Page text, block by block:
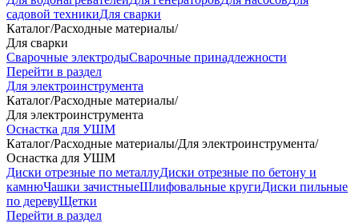
садовой техникиДля сварки
Каталог/Расходные материалы/
Для сварки
Сварочные электродыСварочные принадлежности
Перейти в раздел
Для электроинструмента
Каталог/Расходные материалы/
Для электроинструмента
Оснастка для УШМ
Каталог/Расходные материалы/Для электроинструмента/
Оснастка для УШМ
Диски отрезные по металлуДиски отрезные по бетону и
камнюЧашки зачистныеШлифовальные кругиДиски пильные
по деревуЩетки
Перейти в раздел